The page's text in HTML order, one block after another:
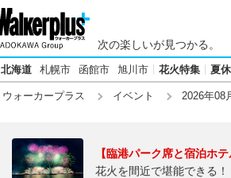
次の楽しいが見つかる。
北海道 札幌市 函館市 旭川市 花火特集 夏
ウォーカープラス イベント 2026年08
【臨港パーク席と宿泊ホ
花火を間近で堪能できる